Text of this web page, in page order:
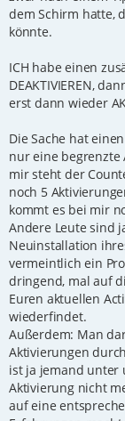
a
g
dem Schirm hatte,
könnte.
ICH habe einen
DEAKTIVIEREN,
erst dann wieder
Die Sache hat
nur eine begrenzte
mir steht der
noch 5
kommt es bei mir
Andere Leute sind
Neuinstallation
vermeintlich ein
dringend, mal auf
Euren aktuellen
wiederfindet.
Außerdem: Man
Aktivierungen
ist ja jemand unter
Aktivierung nicht
auf eine